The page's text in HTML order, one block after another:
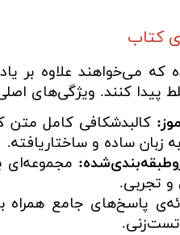
کتاب
که می‌خواهند علاوه
کنند. ویژگی‌های اصلی
کالبدشکافی کامل متن
زبان ساده و ساختاریافته.
مجموعه‌ای
و تجربی.
پاسخ‌های جامع